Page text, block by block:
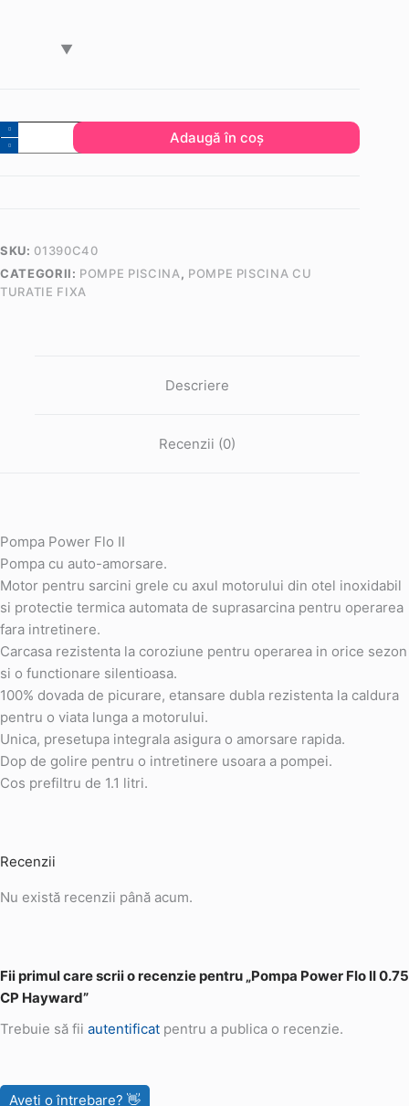
Cantitate
Pompa
Hayward
Adaugă în coș
SKU: 01390C40
CATEGORII: POMPE PISCINA, POMPE PISCINA CU
TURATIE FIXA
Descriere
Recenzii (0)
Pompa Power Flo II
Pompa cu auto-amorsare.
Motor pentru sarcini grele cu axul motorului din otel inoxidabil
si protectie termica automata de suprasarcina pentru operarea
fara intretinere.
Carcasa rezistenta la coroziune pentru operarea in orice sezon
si o functionare silentioasa.
100% dovada de picurare, etansare dubla rezistenta la caldura
pentru o viata lunga a motorului.
Unica, presetupa integrala asigura o amorsare rapida.
Dop de golire pentru o intretinere usoara a pompei.
Cos prefiltru de 1.1 litri.
Recenzii
Nu există recenzii până acum.
Fii primul care scrii o recenzie pentru „Pompa Power Flo II 0.75
CP Hayward”
Trebuie să fii autentificat pentru a publica o recenzie.